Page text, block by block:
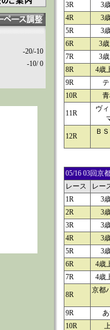
-20/-10
-10/ 0
3R
3
4R
3
5R
3
6R
3
7R
3
8R
4歳
9R
10R
11R
ヴ
12R
Ｂ
05/16 03回京
レース
レー
1R
3
2R
3
3R
3
4R
3
5R
3
6R
4歳
7R
4歳
8R
京都
9R
10R